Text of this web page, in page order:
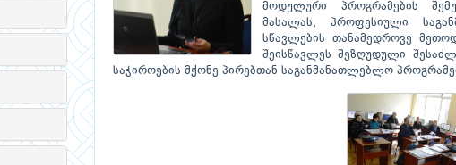
მოდულური პროგრამების
მასალას, პროფესიული
სწავლების თანამედროვე
შეისწავლეს შეზღუდული
საჭიროების მქონე პირებთან საგანმანათლებლო